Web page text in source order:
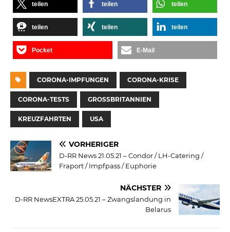
teilen teilen teilen
teilen teilen teilen
Pocket E-Mail
CORONA-IMPFUNGEN CORONA-KRISE
CORONA-TESTS GROSSBRITANNIEN
KREUZFAHRTEN USA
VORHERIGER
D-RR News 21.05.21 – Condor / LH-Catering /
Fraport / Impfpass / Euphorie
NÄCHSTER
D-RR NewsEXTRA 25.05.21 – Zwangslandung in
Belarus